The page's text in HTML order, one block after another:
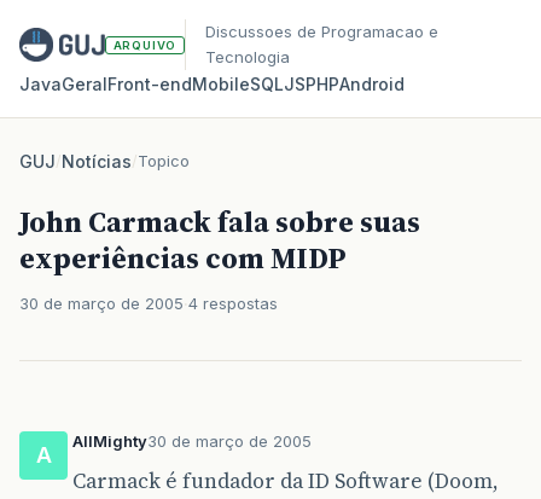
ARQUIVO
Discussoes de Programacao e
Tecnologia
JavaGeralFront‑endMobileSQLJSPHPAndroid
GUJ/Notícias/Topico
John Carmack fala sobre suas
experiências com MIDP
30 de março de 2005 4 respostas
A
AllMighty30 de março de 2005
Carmack é fundador da ID Software (Doom,